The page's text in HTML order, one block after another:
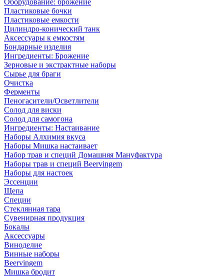
Оборудование: брожение
Пластиковые бочки
Пластиковые емкости
Цилиндро-конический танк
Аксессуары к емкостям
Бондарные изделия
Ингредиенты: Брожение
Зерновые и экстрактные наборы
Сырье для браги
Очистка
Ферменты
Пеногасители/Осветлители
Солод для виски
Солод для самогона
Ингредиенты: Настаивание
Наборы Алхимия вкуса
Наборы Мишка настаивает
Набор трав и специй Домашняя Мануфактура
Наборы трав и специй Beervingem
Наборы для настоек
Эссенции
Щепа
Специи
Стеклянная тара
Сувенирная продукция
Бокалы
Аксессуары
Виноделие
Винные наборы
Beervingem
Мишка бродит